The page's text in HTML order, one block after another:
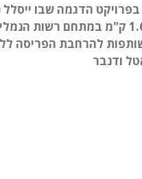
הדגמה שבו ייסלל
חשמלית באורך 1.6 ק"מ במתחם רשות
להרחבת הפריסה
ודנבר